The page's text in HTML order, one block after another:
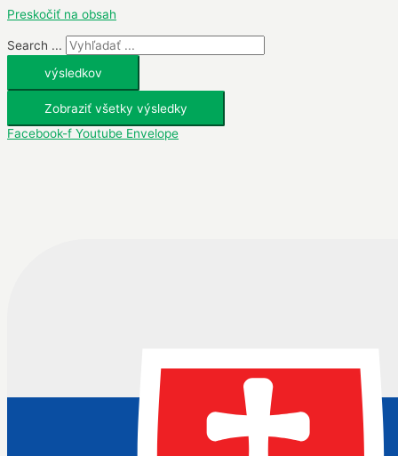
Preskočiť na obsah
Search ...
výsledkov
Zobraziť všetky výsledky
Facebook-f Youtube Envelope